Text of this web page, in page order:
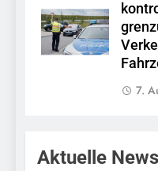
7.
Aktuelle News